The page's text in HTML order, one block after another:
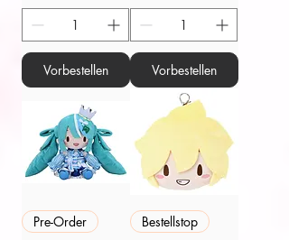
Vorbestellen Vorbestellen
Pre-Order Bestellstop